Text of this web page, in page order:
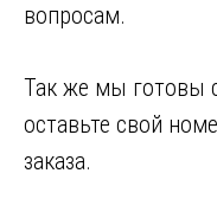
вопросам.
Так же мы готовы
оставьте свой
заказа.